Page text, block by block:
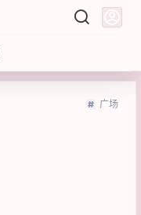
广场